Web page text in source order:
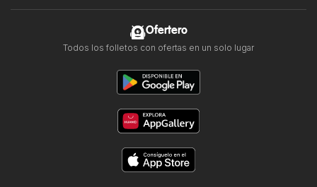
Ofertero
Todos los folletos con ofertas en un solo lugar